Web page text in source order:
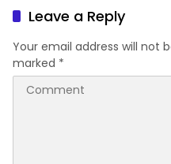
Sharing Pengelolaan
Pariwisata Bendungan Tiu
Suntuk”
Leave a Reply
Your email address will not
marked *